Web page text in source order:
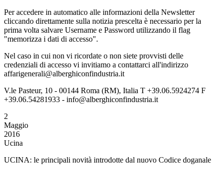
Per accedere in automatico alle informazioni della Newsletter
cliccando direttamente sulla notizia prescelta è necessario per la
prima volta salvare Username e Password utilizzando il flag
"memorizza i dati di accesso".
Nel caso in cui non vi ricordate o non siete provvisti delle
credenziali di accesso vi invitiamo a contattarci all'indirizzo
affarigenerali@alberghiconfindustria.it
V.le Pasteur, 10 - 00144 Roma (RM), Italia T +39.06.5924274 F
+39.06.54281933 - info@alberghiconfindustria.it
2
Maggio
2016
Ucina
UCINA: le principali novità introdotte dal nuovo Codice doganale